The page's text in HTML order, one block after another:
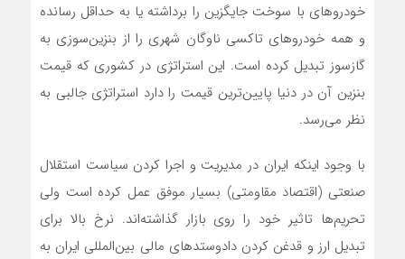
خودروهای با سوخت جایگزین را برداشته یا به حداقل رسانده
و همه خودروهای تاکسی ناوگان شهری را از بنزین‌سوزی به
گازسوز تبدیل کرده است. این استراتژی در کشوری که قیمت
بنزین آن در دنیا پایین‌ترین قیمت را دارد استراتژی جالبی به
نظر می‌رسد.
با وجود اینکه ایران در مدیریت و اجرا کردن سیاست استقلال
صنعتی (اقتصاد مقاومتی) بسیار موفق عمل کرده است ولی
تحریم‌ها تاثیر خود را روی بازار گذاشته‌اند. نرخ بالا برای
تبدیل ارز و قدغن کردن دادوستدهای مالی بین‌المللی ایران به